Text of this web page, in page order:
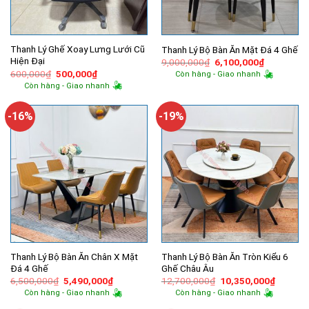
Thanh Lý Ghế Xoay Lưng Lưới Cũ
Hiện Đại
600,000₫ Giá
gốc
là:
500,000₫Giá
hiện
tại
500,000₫.
Còn hàng - Giao nhanh
Thanh Lý Bộ Bàn Ăn Mặt Đá 4 Ghế
9,000,000₫ Giá
gốc
là:
6,100,000₫Giá
hiện
tại
Còn hàng - Giao nhanh
-16%
Thanh Lý Bộ Bàn Ăn Chân X Mặt
Đá 4 Ghế
6,500,000₫ Giá
gốc
là:
5,490,000₫Giá
hiện
tại
Còn hàng - Giao nhanh
-19%
Thanh Lý Bộ Bàn Ăn Tròn Kiểu 6
Ghế Châu Âu
12,700,000₫ Giá
gốc
là:
10,350,000₫Giá
hiện
Còn hàng - Giao nhanh